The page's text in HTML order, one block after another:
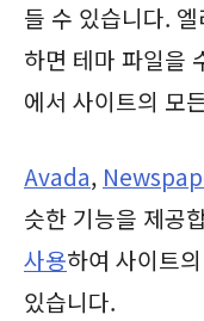
들 수 있습니다.
하면 테마 파일을
에서 사이트의 모
Avada,
슷한 기능을 제공
사용하여 사이트
있습니다.